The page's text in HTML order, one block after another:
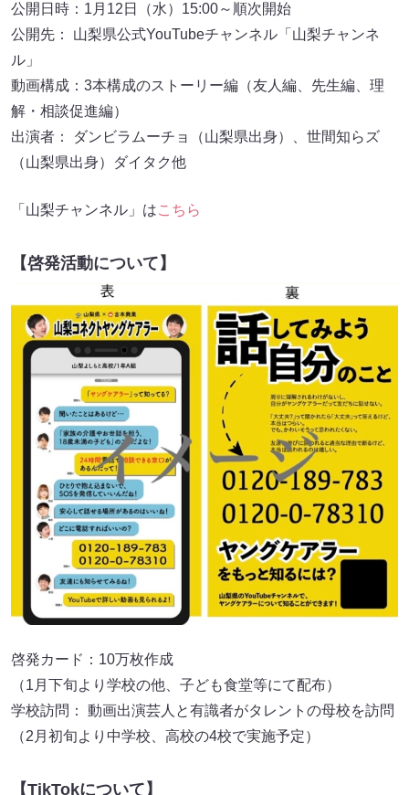
公開日時：1月12日（水）15:00～順次開始
公開先： 山梨県公式YouTubeチャンネル「山梨チャンネ
ル」
動画構成：3本構成のストーリー編（友人編、先生編、理
解・相談促進編）
出演者： ダンビラムーチョ（山梨県出身）、世間知らズ
（山梨県出身）ダイタク他
「山梨チャンネル」はこちら
【啓発活動について】
啓発カード：10万枚作成
（1月下旬より学校の他、子ども食堂等にて配布）
学校訪問： 動画出演芸人と有識者がタレントの母校を訪問
（2月初旬より中学校、高校の4校で実施予定）
【TikTokについて】